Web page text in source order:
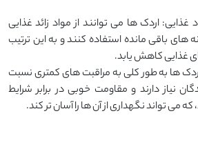
غذایی: اردک ‌ها می‌ توانند از مواد زائد غذایی
های باقی ‌مانده استفاده کنند و به این ترتیب
غذایی کاهش یابد.
ها به طور کلی به مراقبت ‌های کمتری نسبت
نیاز دارند و مقاومت خوبی در برابر شرایط
می ‌تواند نگهداری از آن ‌ها را آسان ‌تر کند.